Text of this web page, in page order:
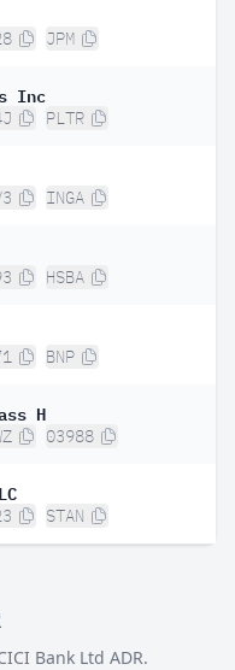
JPM
Inc
PLTR
INGA
HSBA
BNP
H
03988
STAN
Bank Ltd ADR.